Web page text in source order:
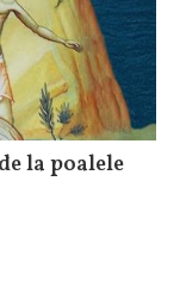
la poalele